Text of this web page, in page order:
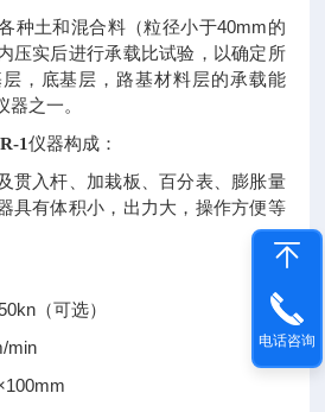
种土和混合料（粒径小于40mm的
压实后进行承载比试验，以确定所
，底基层，路基材料层的承载能
器之一。
1仪器构成：
贯入杆、加栽板、百分表、膨胀量
具有体积小，出力大，操作方便等
（可选）
min
电话咨询